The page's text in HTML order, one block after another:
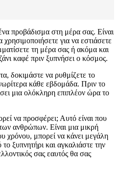
προβάδισμα στη μέρα σας. Είναι
για να εστιάσετε
τη μέρα σας ή ακόμα και
καφέ πριν ξυπνήσει ο κόσμος.
δοκιμάστε να ρυθμίζετε το
κάθε εβδομάδα. Πριν το
μια ολόκληρη επιπλέον ώρα το
να προσφέρει; Αυτό είναι που
ανθρώπων. Είναι μια μικρή
χρόνου, μπορεί να κάνει μεγάλη
ξυπνητήρι και αγκαλιάστε την
σας εαυτός θα σας